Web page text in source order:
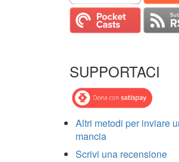
SUPPORTACI
Altri metodi per inviare
mancia
Scrivi una recensione